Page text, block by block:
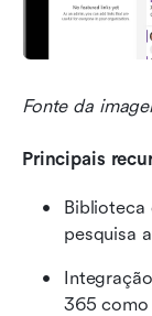
Fonte da
Principais
Biblioteca
pesquisa
365 como